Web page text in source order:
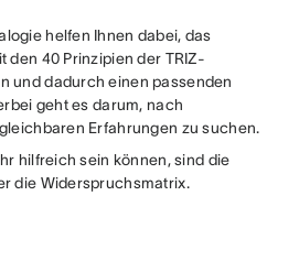
helfen Ihnen dabei, das
den 40 Prinzipien der TRIZ-
und dadurch einen passenden
geht es darum, nach
Erfahrungen zu suchen.
hilfreich sein können, sind die
die Widerspruchsmatrix.